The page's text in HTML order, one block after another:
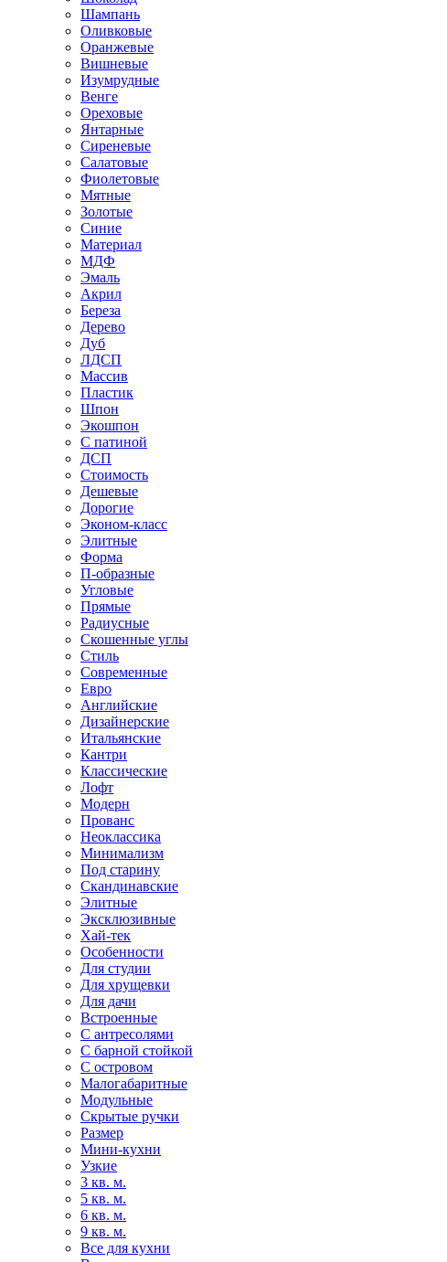
Шампань
Оливковые
Оранжевые
Вишневые
Изумрудные
Венге
Ореховые
Янтарные
Сиреневые
Салатовые
Фиолетовые
Мятные
Золотые
Синие
Материал
МДФ
Эмаль
Акрил
Береза
Дерево
Дуб
ЛДСП
Массив
Пластик
Шпон
Экошпон
С патиной
ДСП
Стоимость
Дешевые
Дорогие
Эконом-класс
Элитные
Форма
П-образные
Угловые
Прямые
Радиусные
Скошенные углы
Стиль
Современные
Евро
Английские
Дизайнерские
Итальянские
Кантри
Классические
Лофт
Модерн
Прованс
Неоклассика
Минимализм
Под старину
Скандинавские
Элитные
Эксклюзивные
Хай-тек
Особенности
Для студии
Для хрущевки
Для дачи
Встроенные
С антресолями
С барной стойкой
С островом
Малогабаритные
Модульные
Скрытые ручки
Размер
Мини-кухни
Узкие
3 кв. м.
5 кв. м.
6 кв. м.
9 кв. м.
Все для кухни